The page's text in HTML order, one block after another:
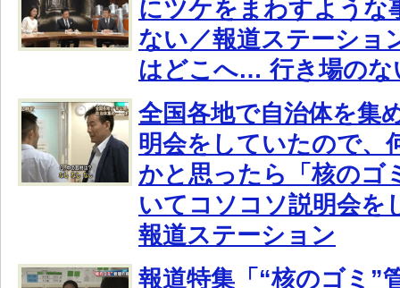
にツケをまわすような
ない／報道ステーショ
はどこへ… 行き場のな
全国各地で自治体を集
明会をしていたので、
かと思ったら「核のゴ
いてコソコソ説明会を
報道ステーション
報道特集「“核のゴミ”